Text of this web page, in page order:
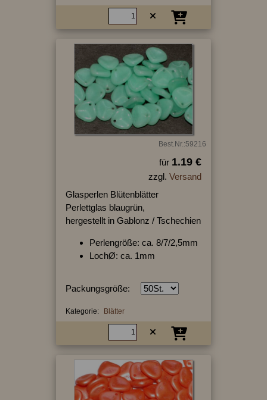
Best.Nr.:59216
für 1.19 €
zzgl. Versand
Glasperlen Blütenblätter
Perlettglas blaugrün,
hergestellt in Gablonz / Tschechien
Perlengröße: ca. 8/7/2,5mm
LochØ: ca. 1mm
Packungsgröße:
Kategorie: Blätter